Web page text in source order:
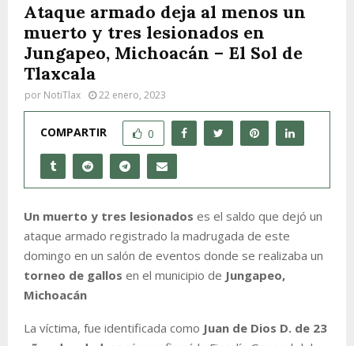
Ataque armado deja al menos un
muerto y tres lesionados en
Jungapeo, Michoacán – El Sol de
Tlaxcala
por NotiTlax 22 enero, 2023
COMPARTIR 0
Un muerto y tres lesionados es el saldo que dejó un
ataque armado registrado la madrugada de este
domingo en un salón de eventos donde se realizaba un
torneo de gallos en el municipio de Jungapeo,
Michoacán
La víctima, fue identificada como Juan de Dios D. de 23